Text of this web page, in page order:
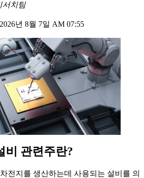
서치팀
년 8월 7일 AM 07:55
비 관련주란?
전지를 생산하는데 사용되는 설비를 의